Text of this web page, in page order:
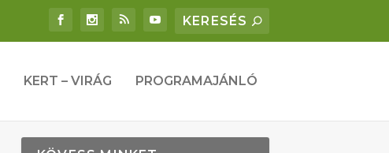
KERT – VIRÁG PROGRAMAJÁNLÓ